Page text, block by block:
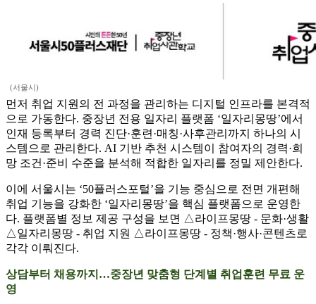
(서울시)
먼저 취업 지원의 전 과정을 관리하는 디지털 인프라를 본격적
으로 가동한다. 중장년 전용 일자리 플랫폼 ‘일자리몽땅’에서
인재 등록부터 경력 진단·훈련·매칭·사후관리까지 하나의 시
스템으로 관리한다. AI 기반 추천 시스템이 참여자의 경력·희
망 조건·준비 수준을 분석해 적합한 일자리를 정밀 제안한다.
이에 서울시는 ‘50플러스포털’을 기능 중심으로 전면 개편해
취업 기능을 강화한 ‘일자리몽땅’을 핵심 플랫폼으로 운영한
다. 플랫폼별 정보 제공 구성을 보면 △라이프몽땅 - 문화·생활
△일자리몽땅 - 취업 지원 △라이프몽땅 - 정책·행사·콘텐츠로
각각 이뤄진다.
상담부터 채용까지…중장년 맞춤형 단계별 취업훈련 무료 운
영